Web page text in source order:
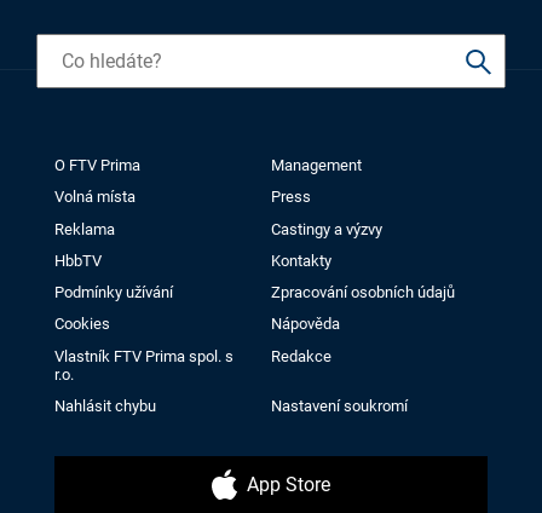
O FTV Prima
Management
Volná místa
Press
Reklama
Castingy a výzvy
HbbTV
Kontakty
Podmínky užívání
Zpracování osobních údajů
Cookies
Nápověda
Vlastník FTV Prima spol. s
r.o.
Redakce
Nahlásit chybu Nastavení soukromí
App Store